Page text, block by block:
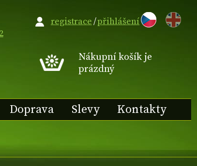
EN
Nákupní košík je
prázdný
Doprava Slevy Kontakty
registrace/přihlášení